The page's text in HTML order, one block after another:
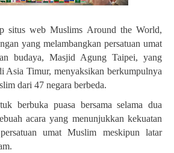
situs web Muslims Around the World,
yang melambangkan persatuan umat
budaya, Masjid Agung Taipei, yang
Asia Timur, menyaksikan berkumpulnya
dari 47 negara berbeda.
berbuka puasa bersama selama dua
acara yang menunjukkan kekuatan
umat Muslim meskipun latar
.